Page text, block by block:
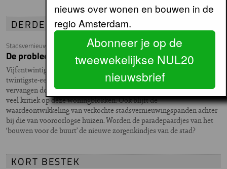
DERDE VERDIEPING
Stadsvernieuwingsbuurten uit de jaren tachtig
De probleemwijken van morgen?
Vijfentwintig jaar geleden werden in de negentiende- en vroeg
twintigste-eeuwse gordel duizenden particuliere huurhuizen
vervangen door betaalbare corporatiewoningen. Tegenwoordig is er
veel kritiek op deze woningblokken. Ook blijft de
waardeontwikkeling van verkochte stadsvernieuwingspanden achter
bij die van vooroorlogse huizen. Worden de paradepaardjes van het
‘bouwen voor de buurt’ de nieuwe zorgenkindjes van de stad?
KORT BESTEK
nieuws over wonen en bouwen in de
regio Amsterdam.
Abonneer je op de
tweewekelijkse NUL20
nieuwsbrief